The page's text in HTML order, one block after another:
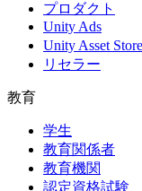
Unity で宣伝
Unity
活用事例
モバイルゲーム
Unity でモバイル向
インディーゲーム
少人数のチームで
ブログ
更新情報、情報、技
お知らせ
ニュース、ストーリ
認定教材
Unityのマスタリーを
プロダクト
Unity Ads
Unity Asset Store
リセラー
教育
学生
教育関係者
教育機関
認定資格試験